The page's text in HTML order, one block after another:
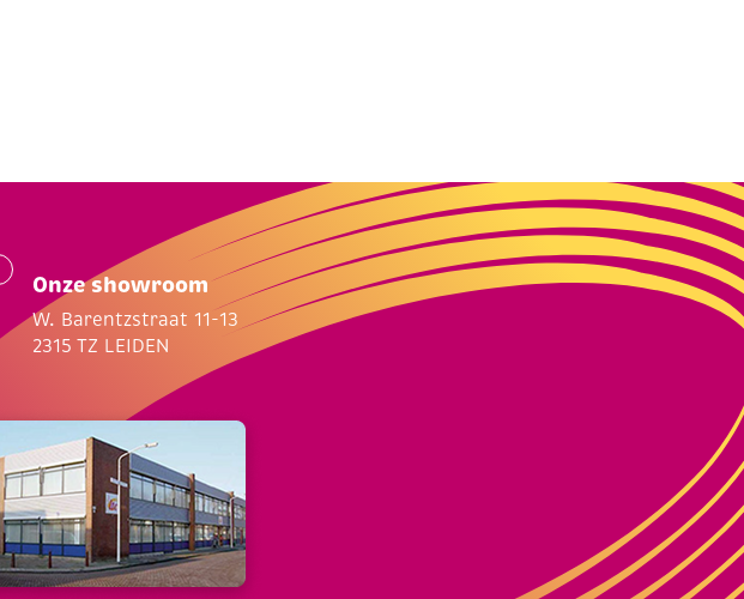
Onze showroom
W. Barentzstraat 11-13
2315 TZ LEIDEN